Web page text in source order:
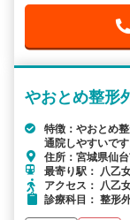
やおとめ整形
特徴：やおとめ
通院しやすいです
住所：宮城県仙
最寄り駅： 八
アクセス： 八乙
診療科目： 整形